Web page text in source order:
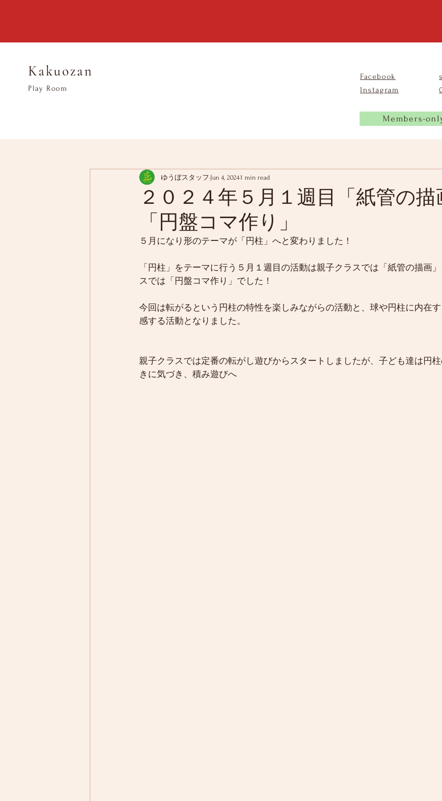
Kakuozan
​Play Room
Facebook
Instagram
Members-
２０２４年５月１週目「紙管の描
「円盤コマ作り」
ゆうぼスタッフ Jun 4, 20241 min read
５月になり形のテーマが「円柱」へと変わりました！
「円柱」をテーマに行う５月１週目の活動は親子クラスでは「紙管の描画
スでは「円盤コマ作り」でした！
今回は転がるという円柱の特性を楽しみながらの活動と、球や円柱に内在
感する活動となりました。
親子クラスでは定番の転がし遊びからスタートしましたが、子ども達は円
きに気づき、積み遊びへ